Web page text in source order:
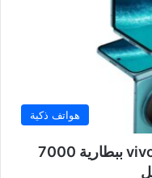
هواتف ذكية
فيفو تكشف رسميا عن vivo X Fold 6 ببطارية 7000